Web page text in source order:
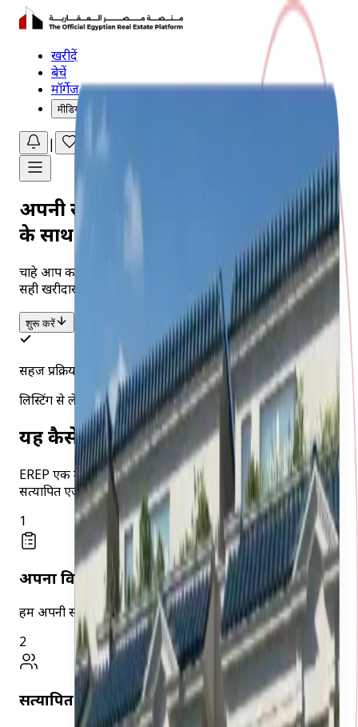
खरीदें
बेचें
मॉर्गेज
मीडिया सेंटर
अपनी संपत्ति बेचें
के साथविश्वास
चाहे आप काहिरा में अपार्टमेंट बेच रहे हों या तट पर विला, हम आपको
सही खरीदारों से जोड़ते हैं और हर कदम पर मार्गदर्शन करते हैं।
शुरू करें
सहज प्रक्रिया
लिस्टिंग से लेकर समापन तक
यह कैसे काम करता है
EREP एक मार्केटप्लेस है जो संपत्ति मालिकों को Egypt MLS पर
सत्यापित एजेंटों से जोड़ता है। यह ऐसे काम करता है।
1
अपना विवरण जमा करें
हमें अपनी संपत्ति और पसंदीदा संपर्क विधि के बारे में बताएं।
2
सत्यापित एजेंट खोजें